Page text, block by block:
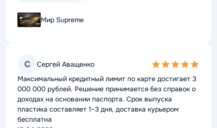
Мир Supreme
С Сергей Аващенко
5,0
rating
Максимальный кредитный лимит по карте достигает 3
000 000 рублей. Решение принимается без справок о
доходах на основании паспорта. Срок выпуска
пластика составляет 1–3 дня, доставка курьером
бесплатна
Мир Supreme
С Сергей Аващенко
5,0
rating
Максимальный кредитный лимит по карте достигает 3
000 000 рублей. Решение принимается без справок о
доходах на основании паспорта. Срок выпуска
пластика составляет 1–3 дня, доставка курьером
бесплатна